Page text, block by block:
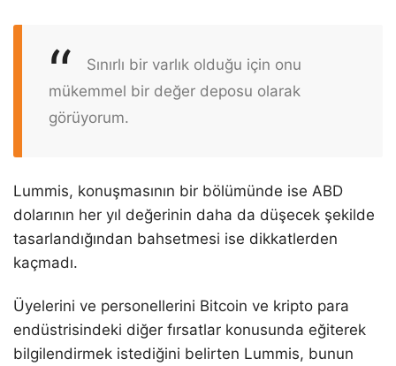
Sınırlı bir varlık olduğu için onu
mükemmel bir değer deposu olarak
görüyorum.
Lummis, konuşmasının bir bölümünde ise ABD
dolarının her yıl değerinin daha da düşecek şekilde
tasarlandığından bahsetmesi ise dikkatlerden
kaçmadı.
Üyelerini ve personellerini Bitcoin ve kripto para
endüstrisindeki diğer fırsatlar konusunda eğiterek
bilgilendirmek istediğini belirten Lummis, bunun